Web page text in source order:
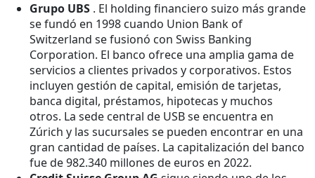
Grupo UBS . El holding financiero suizo más grande
se fundó en 1998 cuando Union Bank of
Switzerland se fusionó con Swiss Banking
Corporation. El banco ofrece una amplia gama de
servicios a clientes privados y corporativos. Estos
incluyen gestión de capital, emisión de tarjetas,
banca digital, préstamos, hipotecas y muchos
otros. La sede central de USB se encuentra en
Zúrich y las sucursales se pueden encontrar en una
gran cantidad de países. La capitalización del banco
fue de 982.340 millones de euros en 2022.